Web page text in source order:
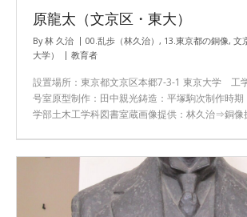
原龍太（文京区・東大）
By林 久治 00.乱歩（林久治） , 13.東京都の銅像, 文
大学）
教育者
設置場所：東京都文京区本郷7-3-1 東京大学 工
号室原型制作：田中親光鋳造：平塚駒次制作時
学部土木工学科図書室蔵画像提供：林久治⇒銅像